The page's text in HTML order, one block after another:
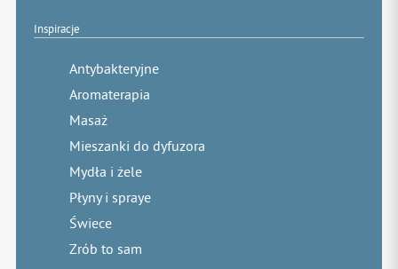
Inspiracje
Antybakteryjne
Aromaterapia
Masaż
Mieszanki do dyfuzora
Mydła i żele
Płyny i spraye
Świece
Zrób to sam